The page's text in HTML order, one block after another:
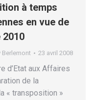
à temps
en vue de
2010
Berlemont 23 avril 2008
d’Etat aux Affaires
de la
« transposition »